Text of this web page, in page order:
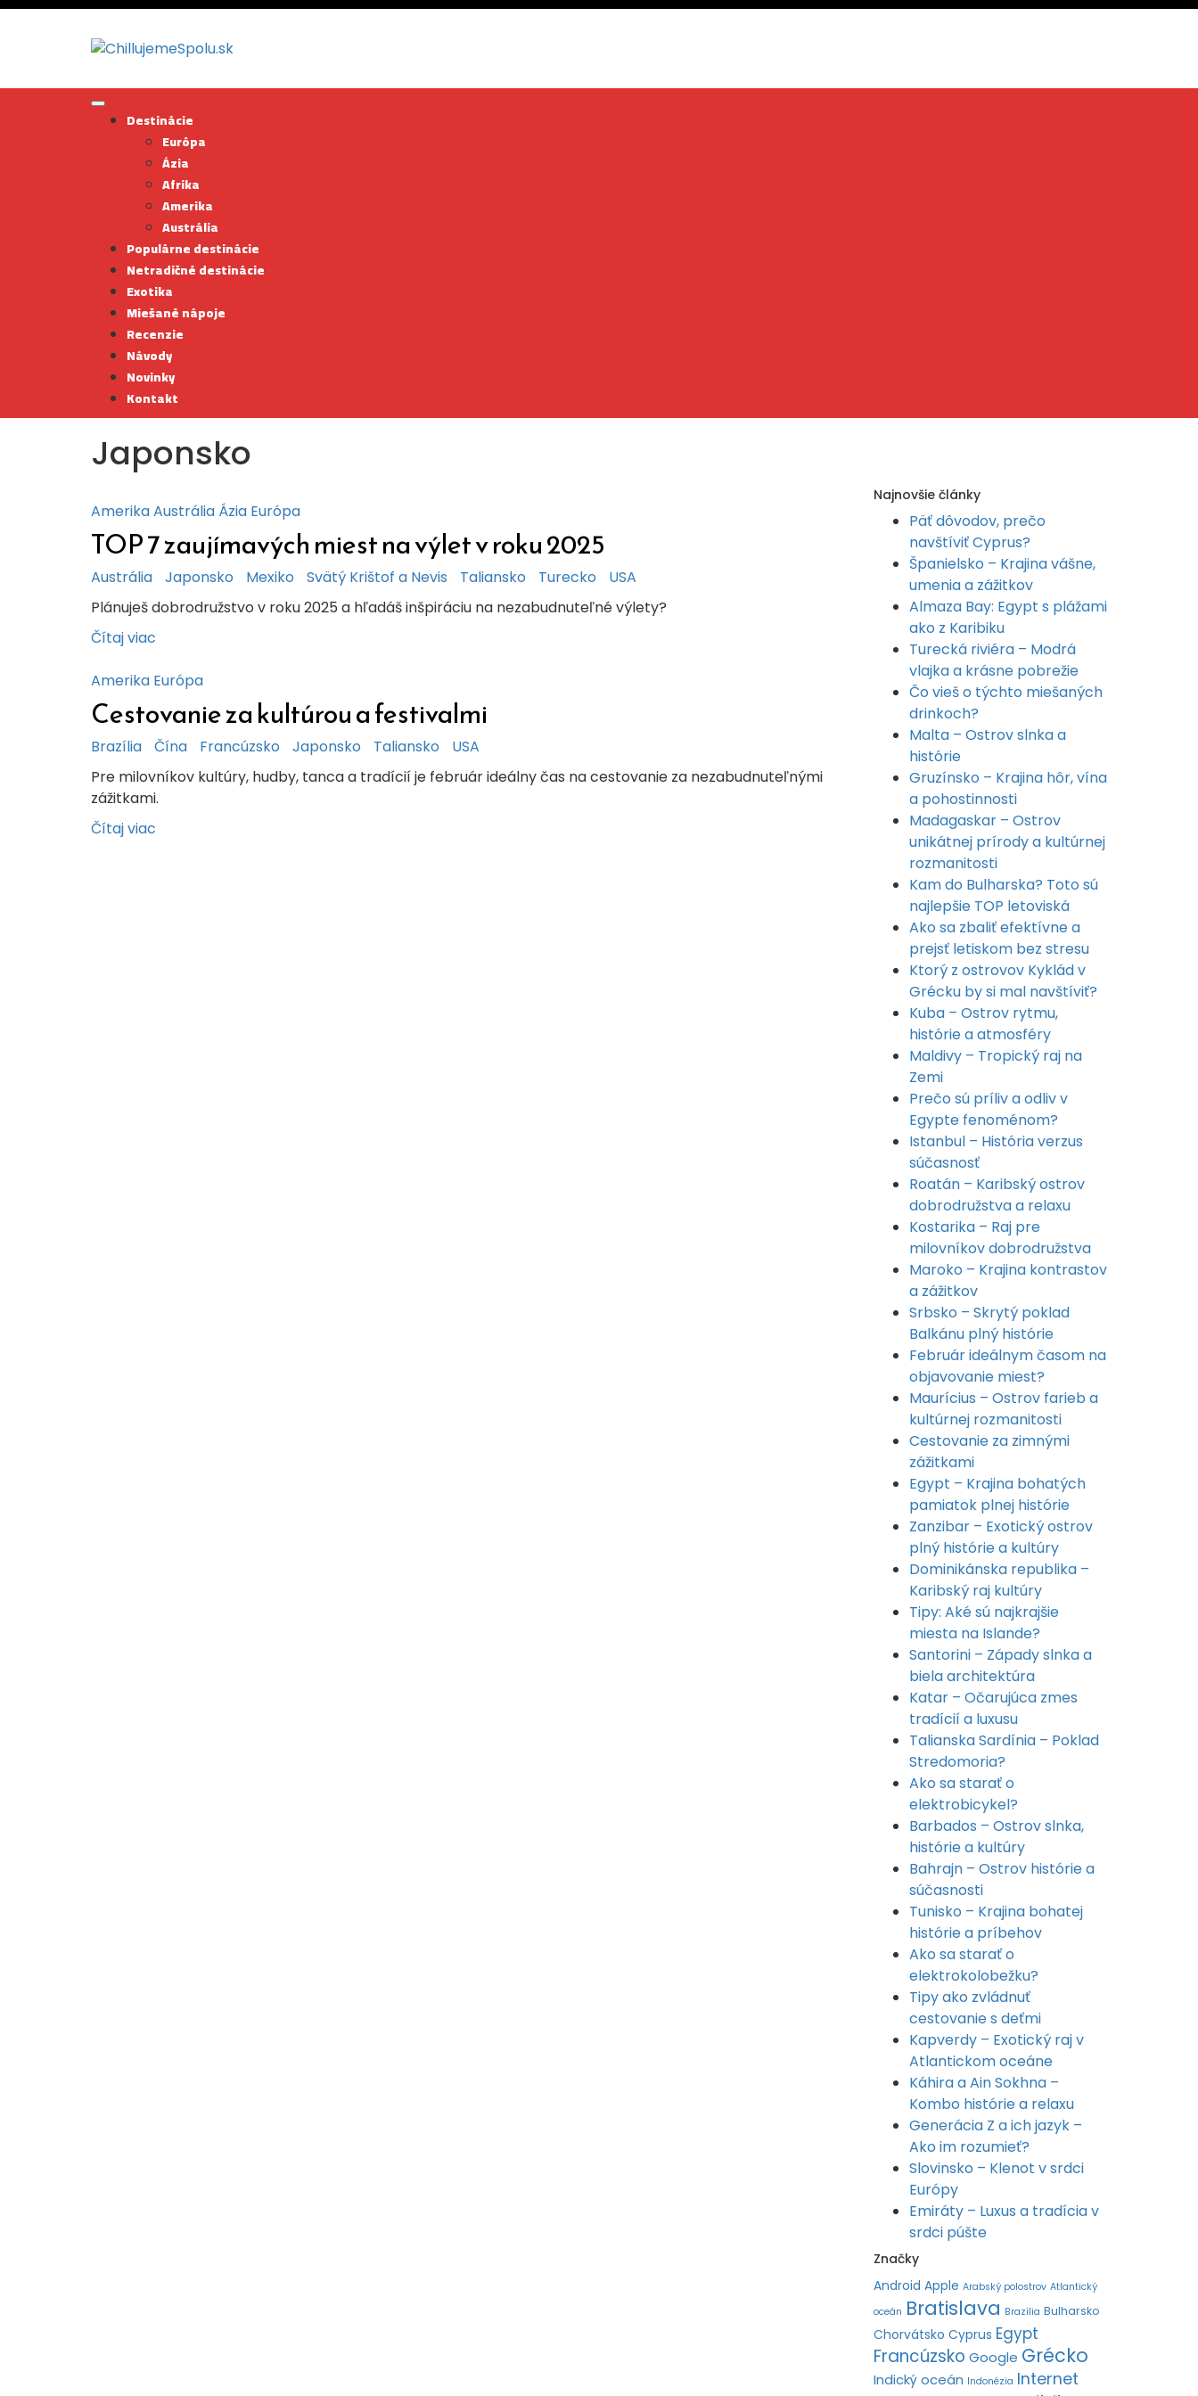
Skip
Destinácie
Európa
Ázia
Afrika
Amerika
Austrália
Populárne destinácie
Netradičné destinácie
Exotika
Miešané nápoje
Recenzie
Návody
Novinky
Kontakt
Japonsko
AmerikaAustrália Ázia Európa
TOP 7 zaujímavých miest na výlet v roku 2025
Austrália Japonsko Mexiko Svätý Krištof a Nevis Taliansko Turecko
USA
Plánuješ dobrodružstvo v roku 2025 a hľadáš inšpiráciu na nezabudnuteľné výlety?
Čítaj viac
Amerika Európa
Cestovanie za kultúrou a festivalmi
Brazília Čína Francúzsko Japonsko Taliansko
USA
Pre milovníkov kultúry, hudby, tanca a tradícií je február ideálny čas na cestovanie za nezabudnuteľnými
zážitkami.
Čítaj viac
Najnovšie články
Päť dôvodov, prečo
navštíviť Cyprus?
Španielsko – Krajina vášne,
umenia a zážitkov
Almaza Bay: Egypt s plážami
ako z Karibiku
Turecká riviéra – Modrá
vlajka a krásne pobrežie
Čo vieš o týchto miešaných
drinkoch?
Malta – Ostrov slnka a
histórie
Gruzínsko – Krajina hôr, vína
a pohostinnosti
Madagaskar – Ostrov
unikátnej prírody a kultúrnej
rozmanitosti
Kam do Bulharska? Toto sú
najlepšie TOP letoviská
Ako sa zbaliť efektívne a
prejsť letiskom bez stresu
Ktorý z ostrovov Kyklád v
Grécku by si mal navštíviť?
Kuba – Ostrov rytmu,
histórie a atmosféry
Maldivy – Tropický raj na
Zemi
Prečo sú príliv a odliv v
Egypte fenoménom?
Istanbul – História verzus
súčasnosť
Roatán – Karibský ostrov
dobrodružstva a relaxu
Kostarika – Raj pre
milovníkov dobrodružstva
Maroko – Krajina kontrastov
a zážitkov
Srbsko – Skrytý poklad
Balkánu plný histórie
Február ideálnym časom na
objavovanie miest?
Maurícius – Ostrov farieb a
kultúrnej rozmanitosti
Cestovanie za zimnými
zážitkami
Egypt – Krajina bohatých
pamiatok plnej histórie
Zanzibar – Exotický ostrov
plný histórie a kultúry
Dominikánska republika –
Karibský raj kultúry
Tipy: Aké sú najkrajšie
miesta na Islande?
Santorini – Západy slnka a
biela architektúra
Katar – Očarujúca zmes
tradícií a luxusu
Talianska Sardínia – Poklad
Stredomoria?
Ako sa starať o
elektrobicykel?
Barbados – Ostrov slnka,
histórie a kultúry
Bahrajn – Ostrov histórie a
súčasnosti
Tunisko – Krajina bohatej
histórie a príbehov
Ako sa starať o
elektrokolobežku?
Tipy ako zvládnuť
cestovanie s deťmi
Kapverdy – Exotický raj v
Atlantickom oceáne
Káhira a Ain Sokhna –
Kombo histórie a relaxu
Generácia Z a ich jazyk –
Ako im rozumieť?
Slovinsko – Klenot v srdci
Európy
Emiráty – Luxus a tradícia v
srdci púšte
Značky
Android Apple Arabský polostrov Atlantický
oceán Bratislava Brazília Bulharsko
Chorvátsko Cyprus Egypt
Francúzsko Google Grécko
Indický oceán Indonézia Internet